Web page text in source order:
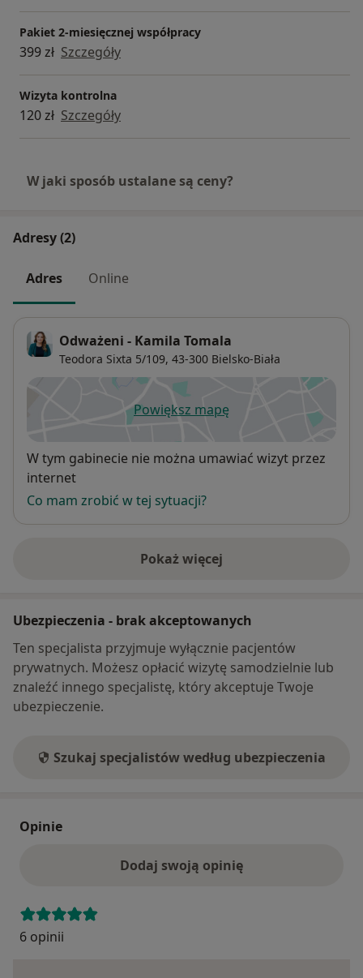
Pakiet 2-miesięcznej współpracy
399 zł Szczegóły
Wizyta kontrolna
120 zł Szczegóły
W jaki sposób ustalane są ceny?
Adresy (2)
Adres Online
Odważeni - Kamila Tomala
Teodora Sixta 5/109, 43-300 Bielsko-Biała
Powiększ mapęotwiera się w nowej karcie
Dostępność
W tym gabinecie nie można umawiać wizyt przez
internet
Co mam zrobić w tej sytuacji?
Pokaż więcej
o adresie
Ubezpieczenia - brak akceptowanych
Ten specjalista przyjmuje wyłącznie pacjentów
prywatnych. Możesz opłacić wizytę samodzielnie lub
znaleźć innego specjalistę, który akceptuje Twoje
ubezpieczenie.
Szukaj specjalistów według ubezpieczenia
Opinie
Dodaj swoją opinię
6 opinii